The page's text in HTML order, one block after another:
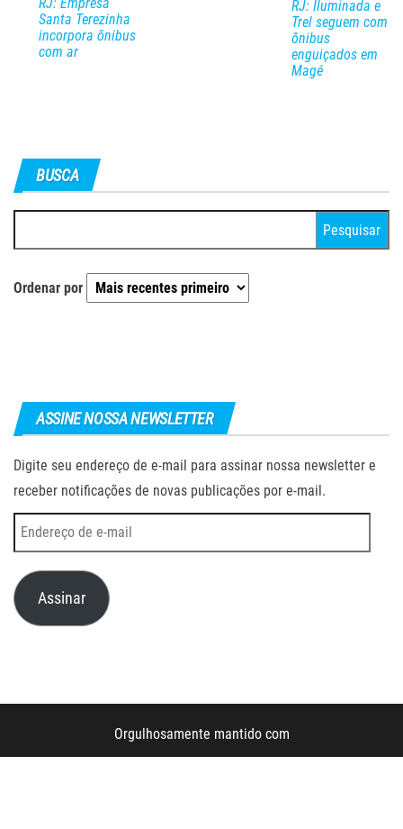
Santa Terezinha
incorpora ônibus
com ar
RJ: Iluminada e
Trel seguem com
ônibus
enguiçados em
Magé
BUSCA
por:
Ordenar por
ASSINE NOSSA NEWSLETTER
Digite seu endereço de e-mail para assinar nossa newsletter e
receber notificações de novas publicações por e-mail.
Endereço
de
e-
mail Assinar
Orgulhosamente mantido com